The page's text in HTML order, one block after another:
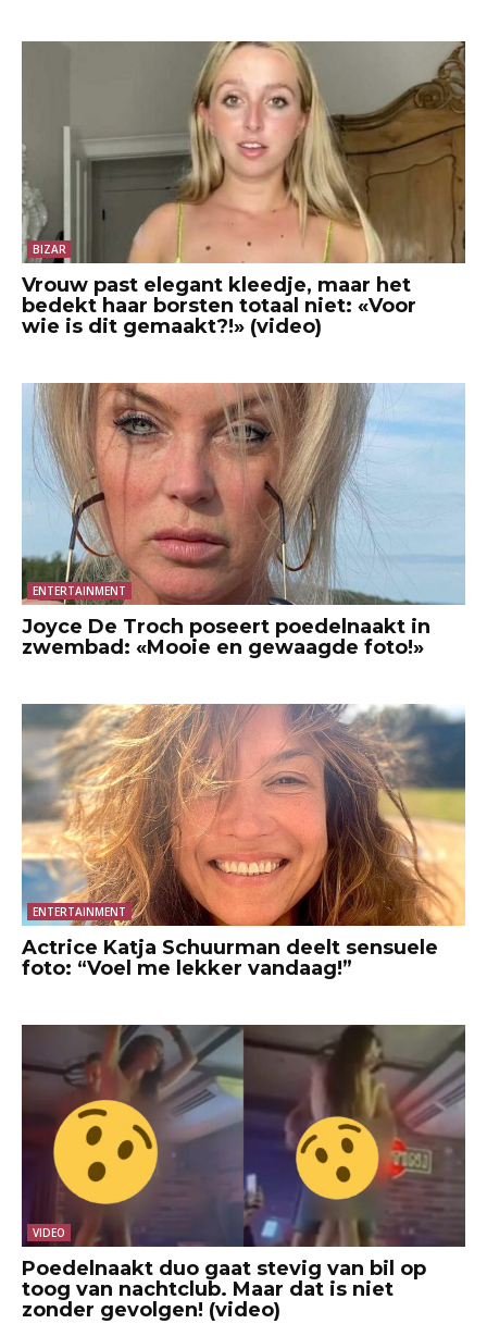
BIZAR
Vrouw past elegant kleedje, maar het
bedekt haar borsten totaal niet: «Voor
wie is dit gemaakt?!» (video)
ENTERTAINMENT
Joyce De Troch poseert poedelnaakt in
zwembad: «Mooie en gewaagde foto!»
ENTERTAINMENT
Actrice Katja Schuurman deelt sensuele
foto: “Voel me lekker vandaag!”
VIDEO
Poedelnaakt duo gaat stevig van bil op
toog van nachtclub. Maar dat is niet
zonder gevolgen! (video)